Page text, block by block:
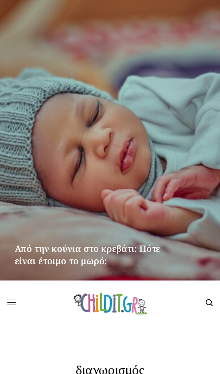
Από την κούνια στο κρεβάτι: Πότε
είναι έτοιμο το μωρό;
διαχωρισμός